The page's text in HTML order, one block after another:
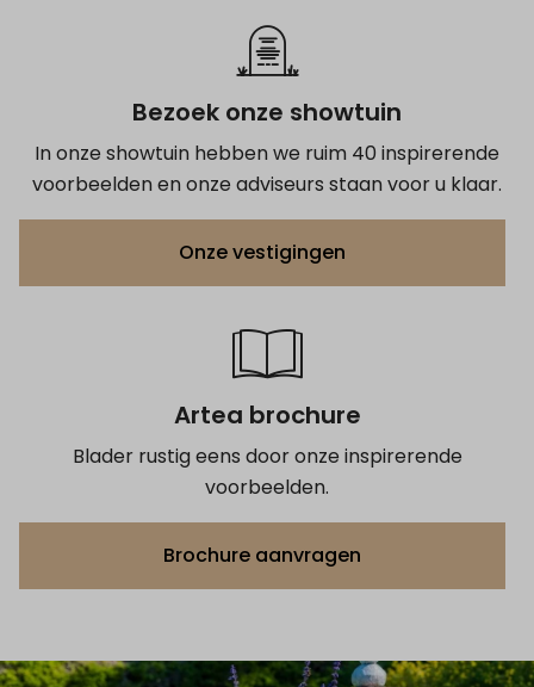
Bezoek onze showtuin
In onze showtuin hebben we ruim 40 inspirerende
voorbeelden en onze adviseurs staan voor u klaar.
Onze vestigingen
Artea brochure
Blader rustig eens door onze inspirerende
voorbeelden.
Brochure aanvragen